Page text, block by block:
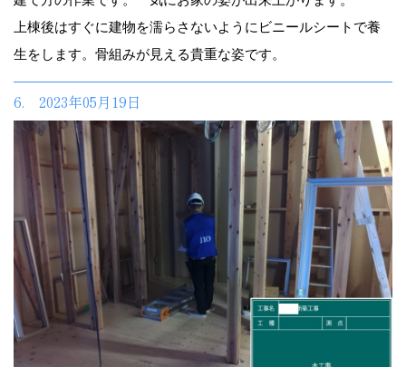
上棟後はすぐに建物を濡らさないようにビニールシートで養
生をします。骨組みが見える貴重な姿です。
6. 2023年05月19日